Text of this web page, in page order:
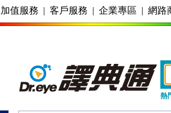
加值服務 | 客戶服務 | 企業專區 | 網路
熱